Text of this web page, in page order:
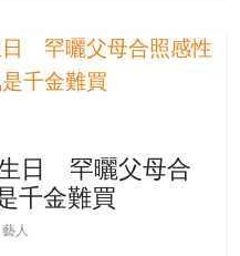
日 罕曬父母合
千金難買
藝人